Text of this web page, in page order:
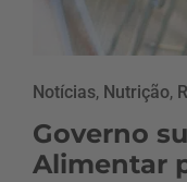
Notícias, Nutrição,
Governo
Alimentar